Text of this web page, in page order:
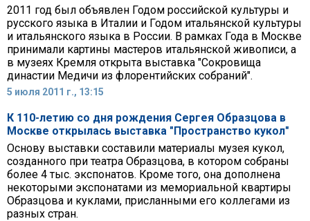
2011 год был объявлен Годом российской культуры и
русского языка в Италии и Годом итальянской культуры
и итальянского языка в России. В рамках Года в Москве
принимали картины мастеров итальянской живописи, а
в музеях Кремля открыта выставка "Сокровища
династии Медичи из флорентийских собраний".
5 июля 2011 г., 13:15
К 110-летию со дня рождения Сергея Образцова в
Москве открылась выставка "Пространство кукол"
Основу выставки составили материалы музея кукол,
созданного при театра Образцова, в котором собраны
более 4 тыс. экспонатов. Кроме того, она дополнена
некоторыми экспонатами из мемориальной квартиры
Образцова и куклами, присланными его коллегами из
разных стран.